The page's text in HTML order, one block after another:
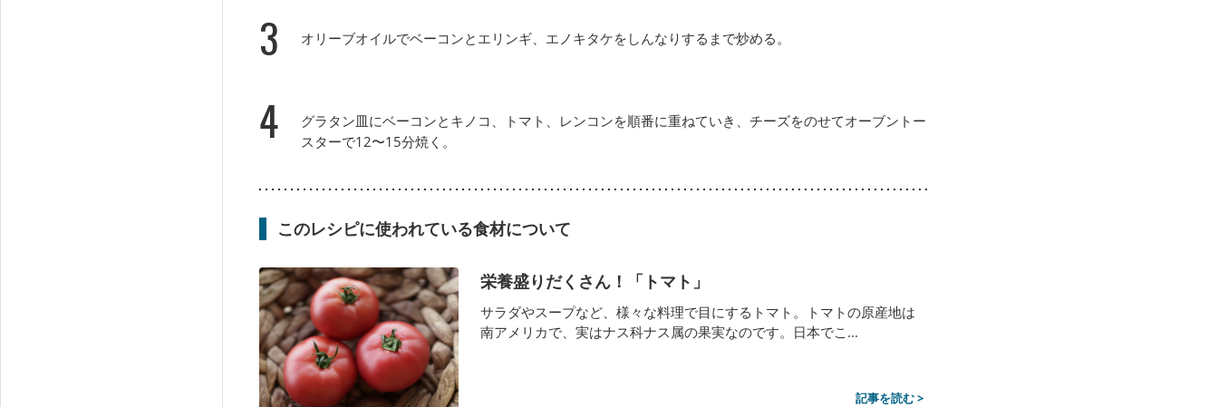
3 オリーブオイルでベーコンとエリンギ、エノキタケをしんなりするまで炒める。
4
グラタン皿にベーコンとキノコ、トマト、レンコンを順番に重ねていき、チーズをのせてオーブントー
スターで12〜15分焼く。
このレシピに使われている食材について
栄養盛りだくさん！「トマト」
サラダやスープなど、様々な料理で目にするトマト。トマトの原産地は
南アメリカで、実はナス科ナス属の果実なのです。日本でこ...
記事を読む >